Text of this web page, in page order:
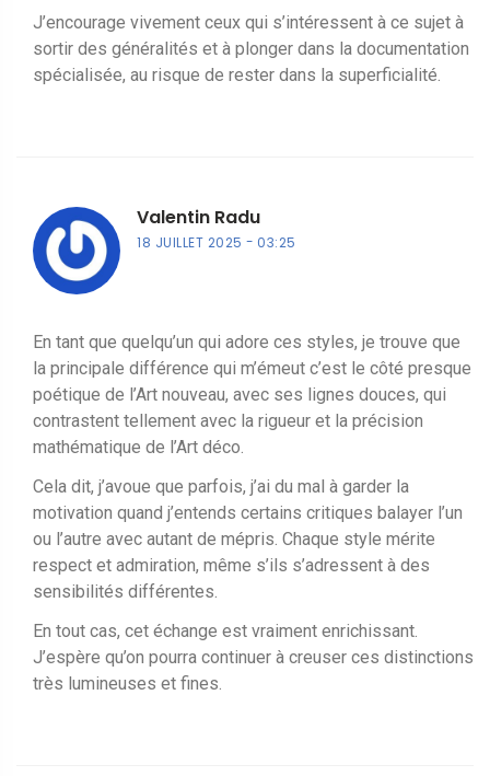
J’encourage vivement ceux qui s’intéressent à ce sujet à
sortir des généralités et à plonger dans la documentation
spécialisée, au risque de rester dans la superficialité.
Valentin Radu
18 JUILLET 2025 03:25
En tant que quelqu’un qui adore ces styles, je trouve que
la principale différence qui m’émeut c’est le côté presque
poétique de l’Art nouveau, avec ses lignes douces, qui
contrastent tellement avec la rigueur et la précision
mathématique de l’Art déco.
Cela dit, j’avoue que parfois, j’ai du mal à garder la
motivation quand j’entends certains critiques balayer l’un
ou l’autre avec autant de mépris. Chaque style mérite
respect et admiration, même s’ils s’adressent à des
sensibilités différentes.
En tout cas, cet échange est vraiment enrichissant.
J’espère qu’on pourra continuer à creuser ces distinctions
très lumineuses et fines.